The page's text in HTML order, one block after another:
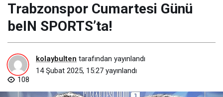
Trabzonspor Cumartesi Günü
beIN SPORTS’ta!
kolaybulten tarafından yayınlandı
14 Şubat 2025, 15:27 yayınlandı
108